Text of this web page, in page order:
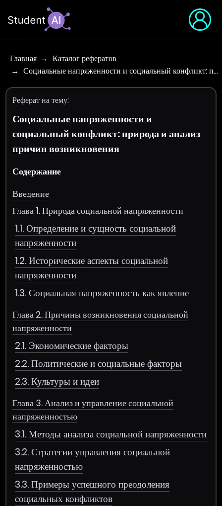
Главная
Каталог рефератов
Социальные напряженности и социальный конфликт: п…
Реферат на тему:
Социальные напряженности и
социальный конфликт: природа и анализ
причин возникновения
Содержание
Введение
Глава 1. Природа социальной напряженности
1.1. Определение и сущность социальной
напряженности
1.2. Исторические аспекты социальной
напряженности
1.3. Социальная напряженность как явление
Глава 2. Причины возникновения социальной
напряженности
2.1. Экономические факторы
2.2. Политические и социальные факторы
2.3. Культуры и идеи
Глава 3. Анализ и управление социальной
напряженностью
3.1. Методы анализа социальной напряженности
3.2. Стратегии управления социальной
напряженностью
3.3. Примеры успешного преодоления
социальных конфликтов